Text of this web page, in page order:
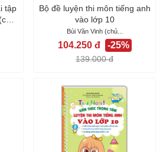
tập
Bộ đề luyện thi môn tiếng anh
vào lớp 10
Bùi Văn Vinh (chủ...
104.250 đ -25%
139.000 đ